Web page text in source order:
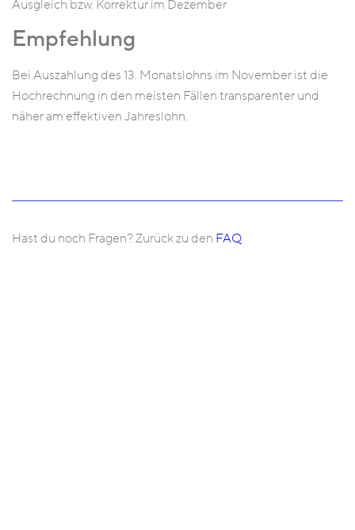
Ausgleich bzw. Korrektur im Dezember
Empfehlung
Bei Auszahlung des 13. Monatslohns im November ist die
Hochrechnung in den meisten Fällen transparenter und
näher am effektiven Jahreslohn.
Hast du noch Fragen? Zurück zu den FAQ